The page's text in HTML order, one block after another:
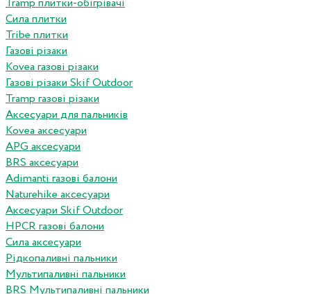
Tramp плитки-обігрівачі
Сила плитки
Tribe плитки
Газові різаки
Kovea газові різаки
Газові різаки Skif Outdoor
Tramp газові різаки
Аксесуари для пальників
Kovea аксесуари
APG аксесуари
BRS аксесуари
Adimanti газові балони
Naturehike аксесуари
Аксесуари Skif Outdoor
HPCR газові балони
Сила аксесуари
Рідкопаливні пальники
Мультипаливні пальники
BRS Мультипаливні пальники